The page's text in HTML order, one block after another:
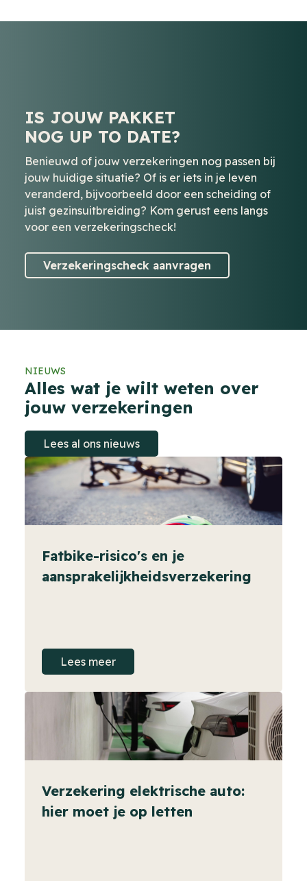
IS JOUW PAKKET
NOG UP TO DATE?
Benieuwd of jouw verzekeringen nog passen bij
jouw huidige situatie? Of is er iets in je leven
veranderd, bijvoorbeeld door een scheiding of
juist gezinsuitbreiding? Kom gerust eens langs
voor een verzekeringscheck!
Verzekeringscheck aanvragen
NIEUWS
Alles wat je wilt weten over
jouw verzekeringen
Lees al ons nieuws
Fatbike-risico's en je
aansprakelijkheidsverzekering
Lees meer
Verzekering elektrische auto:
hier moet je op letten